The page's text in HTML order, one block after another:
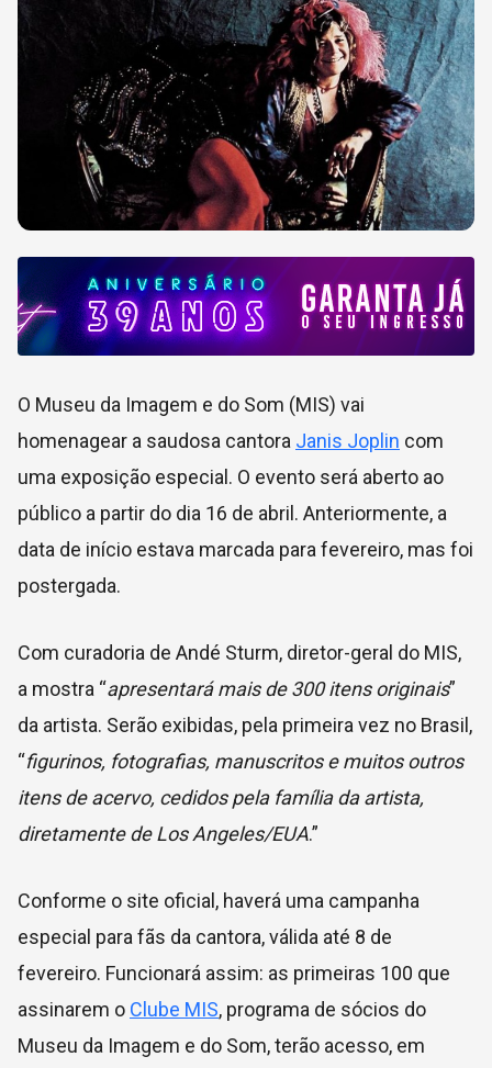
O Museu da Imagem e do Som (MIS) vai
homenagear a saudosa cantora Janis Joplin com
uma exposição especial. O evento será aberto ao
público a partir do dia 16 de abril. Anteriormente, a
data de início estava marcada para fevereiro, mas foi
postergada.
Com curadoria de Andé Sturm, diretor-geral do MIS,
a mostra “apresentará mais de300 itens originais”
da artista. Serão exibidas, pela primeira vez no Brasil,
“figurinos, fotografias, manuscritos e muitos outros
itens de acervo, cedidos pela família da artista,
diretamente de Los Angeles/EUA.”
Conforme o site oficial, haverá uma campanha
especial para fãs da cantora, válida até 8 de
fevereiro. Funcionará assim: as primeiras 100 que
assinarem o Clube MIS, programa de sócios do
Museu da Imagem e do Som, terão acesso, em